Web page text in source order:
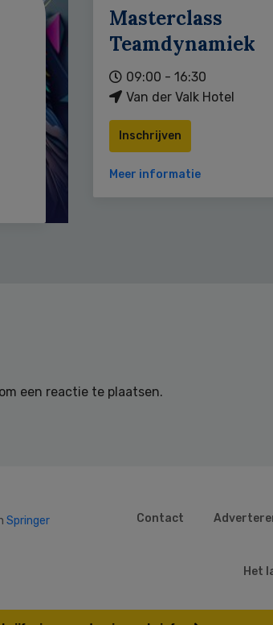
Masterclass
Teamdynamiek
09:00 - 16:30
Van der Valk Hotel
Inschrijven
Meer informatie
om een reactie te plaatsen.
Springer
Contact
Het